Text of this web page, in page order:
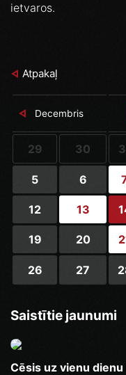
ietvaros.
Atpakaļ
Decembris
29 30
5 6
12 13
19 20
26 27
Saistītie jaunumi
Cēsis uz vienu